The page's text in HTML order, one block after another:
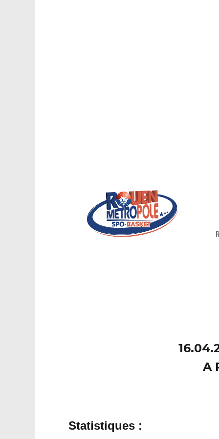
A
Statistiques :